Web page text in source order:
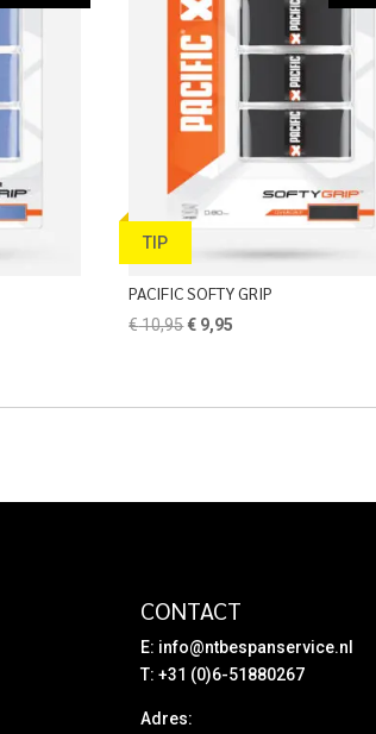
TIP
PACIFIC SOFTY GRIP
€10,95Oorspronkelijke
€ 9,95
CONTACT
E: info@ntbespanservice.nl
T: +31 (0)6-51880267
Adres: